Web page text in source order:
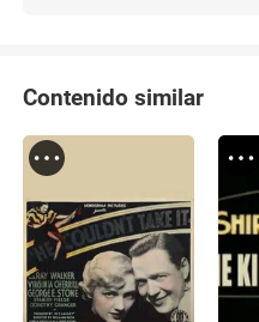
Contenido similar